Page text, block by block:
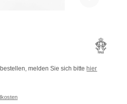
melden Sie sich bitte hier